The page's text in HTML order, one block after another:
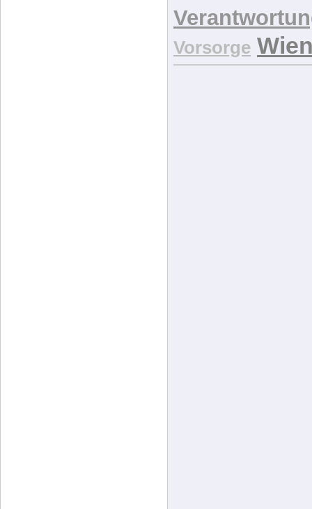
Vorsorge